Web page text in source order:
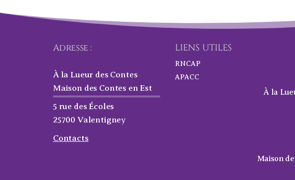
Adresse :
À la Lueur des Contes
Maison des Contes en Est
5 rue des Écoles
25700 Valentigney
Contacts
LIENS UTILES
RNCAP
APACC
À la
Maison